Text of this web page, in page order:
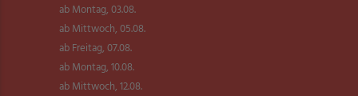
ab Montag, 03.08.
ab Mittwoch, 05.08.
ab Freitag, 07.08.
ab Montag, 10.08.
ab Mittwoch, 12.08.